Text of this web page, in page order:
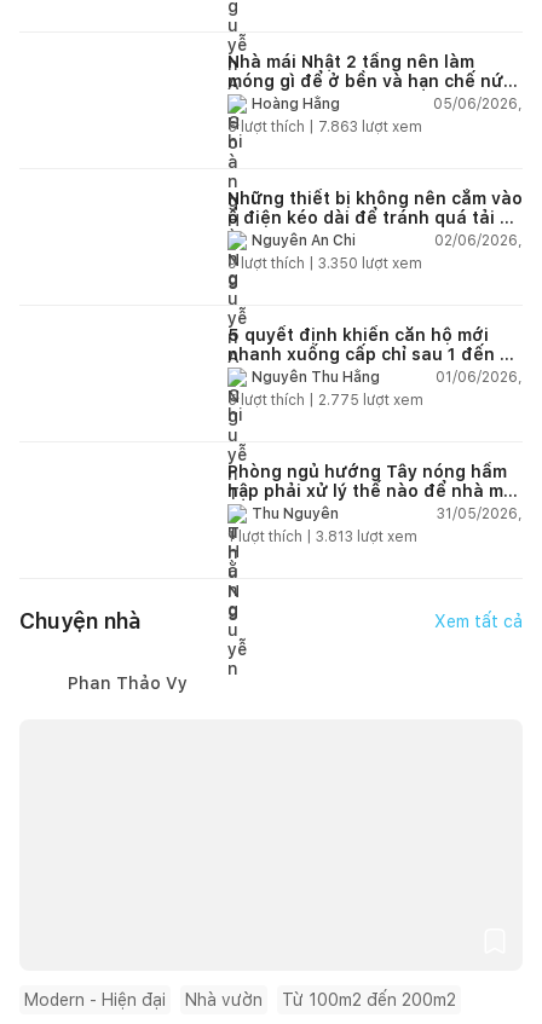
Nhà mái Nhật 2 tầng nên làm
móng gì để ở bền và hạn chế nứt
lún?Hoàng Hằng
05/06/2026,
5lượt thích | 7.863 lượt xem
Những thiết bị không nên cắm vào
ổ điện kéo dài để tránh quá tải và
chập cháy trong nhà
Nguyễn An Chi
02/06/2026,
9lượt thích | 3.350 lượt xem
5 quyết định khiến căn hộ mới
nhanh xuống cấp chỉ sau 1 đến 2
nămNguyễn Thu Hằng
01/06/2026,
5lượt thích | 2.775 lượt xem
Phòng ngủ hướng Tây nóng hầm
hập phải xử lý thế nào để nhà mát
hơn?Thu Nguyễn
31/05/2026,
1lượt thích | 3.813 lượt xem
Chuyện nhà Xem tất cả
Phan Thảo Vy
Modern - Hiện đại Nhà vườn Từ 100m2 đến 200m2